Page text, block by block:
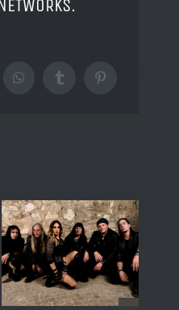
WhatsAppTumblrPinterest